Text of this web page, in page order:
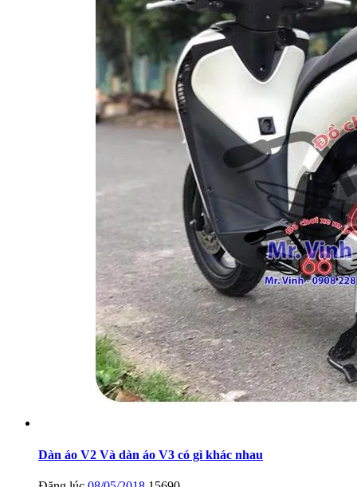
Dàn áo V2 Và dàn áo V3 có gì khác nhau